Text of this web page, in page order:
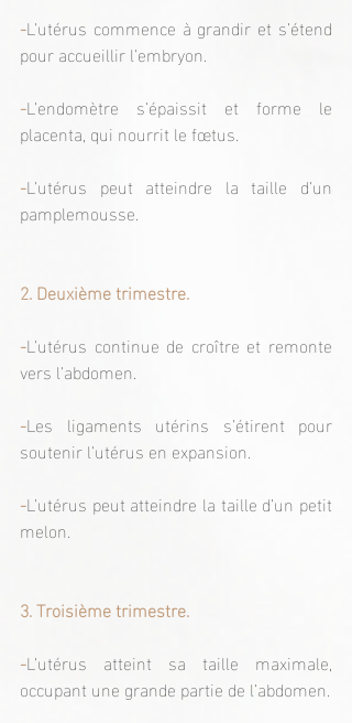
-L’utérus commence à grandir et s’étend
pour accueillir l’embryon.
-L’endomètre s’épaissit et forme le
placenta, qui nourrit le fœtus.
-L’utérus peut atteindre la taille d’un
pamplemousse.
2. Deuxième trimestre.
-L’utérus continue de croître et remonte
vers l’abdomen.
-Les ligaments utérins s’étirent pour
soutenir l’utérus en expansion.
-L’utérus peut atteindre la taille d’un petit
melon.
3. Troisième trimestre.
-L’utérus atteint sa taille maximale,
occupant une grande partie de l’abdomen.